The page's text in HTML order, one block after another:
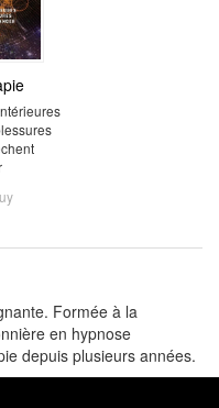
Formée à la
en hypnose
depuis plusieurs années.